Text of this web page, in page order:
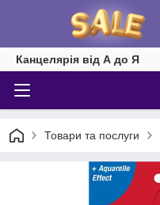
Канцелярія від А до Я
Товари та послуги